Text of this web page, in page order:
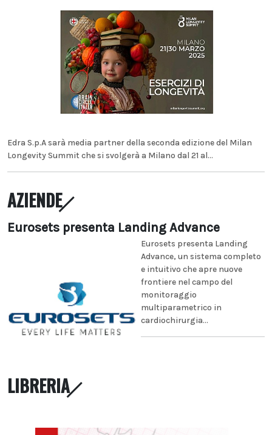
Edra S.p.A sarà media partner della seconda edizione del Milan
Longevity Summit che si svolgerà a Milano dal 21 al...
AZIENDE
Eurosets presenta Landing Advance
Eurosets presenta Landing
Advance, un sistema completo
e intuitivo che apre nuove
frontiere nel campo del
monitoraggio
multiparametrico in
cardiochirurgia...
LIBRERIA